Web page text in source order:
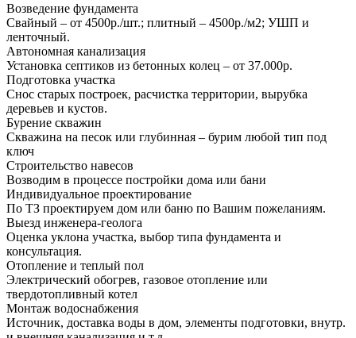
Возведение фундамента
Свайный – от 4500р./шт.; плитный – 4500р./м2; УШП и
ленточный.
Автономная канализация
Установка септиков из бетонных колец – от 37.000р.
Подготовка участка
Снос старых построек, расчистка территории, вырубка
деревьев и кустов.
Бурение скважин
Скважина на песок или глубинная – бурим любой тип под
ключ
Строительство навесов
Возводим в процессе постройки дома или бани
Индивидуальное проектирование
По ТЗ проектируем дом или баню по Вашим пожеланиям.
Выезд инженера-геолога
Оценка уклона участка, выбор типа фундамента и
консультация.
Отопление и теплый пол
Электрический обогрев, газовое отопление или
твердотопливный котел
Монтаж водоснабжения
Источник, доставка воды в дом, элементы подготовки, внутр.